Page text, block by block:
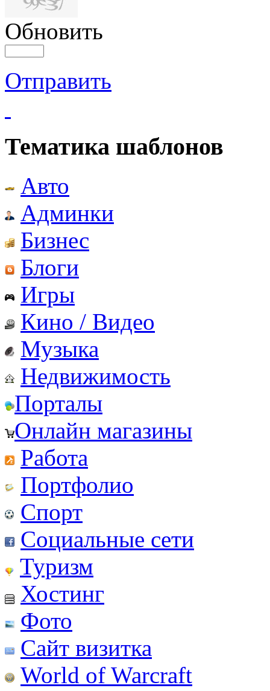
Обновить
Отправить
Тематика шаблонов
Авто
Админки
Бизнес
Блоги
Игры
Кино / Видео
Музыка
Недвижимость
Порталы
Онлайн магазины
Работа
Портфолио
Спорт
Социальные сети
Туризм
Хостинг
Фото
Сайт визитка
World of Warcraft